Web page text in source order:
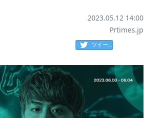
2023.05.12 14:00
Prtimes.jp
ツイート